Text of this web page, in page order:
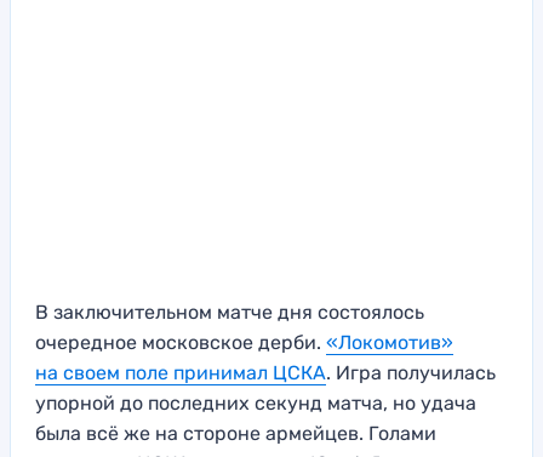
В заключительном матче дня состоялось
очередное московское дерби. «Локомотив»
на своем поле принимал ЦСКА. Игра получилась
упорной до последних секунд матча, но удача
была всё же на стороне армейцев. Голами